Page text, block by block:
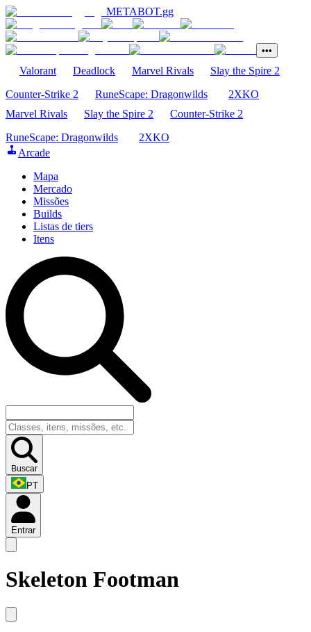
METABOT.gg
•••
Valorant Deadlock Marvel Rivals
Slay the Spire 2
Counter-Strike 2
RuneScape: Dragonwilds
2XKO
Marvel Rivals
Slay the Spire 2
Counter-Strike 2
RuneScape: Dragonwilds
2XKO
Arcade
Mapa
Mercado
Missões
Builds
Listas de tiers
Itens
Buscar
PT
Entrar
Skeleton Footman